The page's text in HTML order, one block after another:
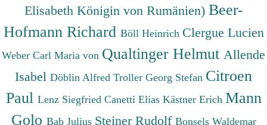
Elisabeth Königin von Rumänien) Beer-
Hofmann Richard Böll Heinrich Clergue Lucien
Weber Carl Maria von Qualtinger Helmut Allende
Isabel Döblin Alfred Troller Georg Stefan Citroen
Paul Lenz Siegfried Canetti Elias Kästner Erich Mann
Golo Bab Julius Steiner Rudolf Bonsels Waldemar